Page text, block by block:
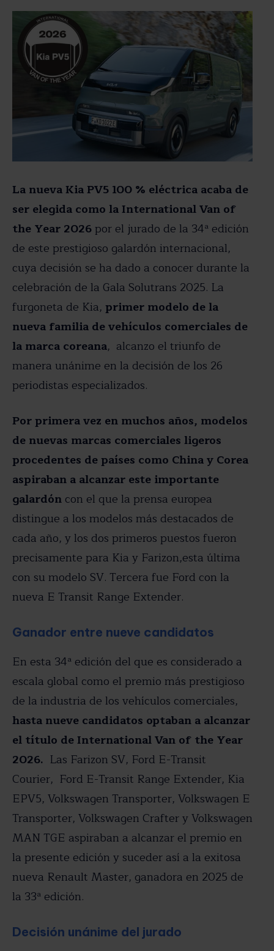
La nueva Kia PV5 100 % eléctrica acaba de
ser elegida como la International Van of
the Year 2026 por el jurado de la 34ª edición
de este prestigioso galardón internacional,
cuya decisión se ha dado a conocer durante la
celebración de la Gala Solutrans 2025. La
furgoneta de Kia, primer modelo de la
nueva familia de vehículos comerciales de
la marca coreana, alcanzo el triunfo de
manera unánime en la decisión de los 26
periodistas especializados.
Por primera vez en muchos años, modelos
de nuevas marcas comerciales ligeros
procedentes de países como China y Corea
aspiraban a alcanzar este importante
galardón con el que la prensa europea
distingue a los modelos más destacados de
cada año, y los dos primeros puestos fueron
precisamente para Kia y Farizon,esta última
con su modelo SV. Tercera fue Ford con la
nueva E Transit Range Extender.
Ganador entre nueve candidatos
En esta 34ª edición del que es considerado a
escala global como el premio más prestigioso
de la industria de los vehículos comerciales,
hasta nueve candidatos optaban a alcanzar
el título de International Van of the Year
2026. Las Farizon SV, Ford E-Transit
Courier, Ford E-Transit Range Extender, Kia
EPV5, Volkswagen Transporter, Volkswagen E
Transporter, Volkswagen Crafter y Volkswagen
MAN TGE aspiraban a alcanzar el premio en
la presente edición y suceder así a la exitosa
nueva Renault Master, ganadora en 2025 de
la 33ª edición.
Decisión unánime del jurado